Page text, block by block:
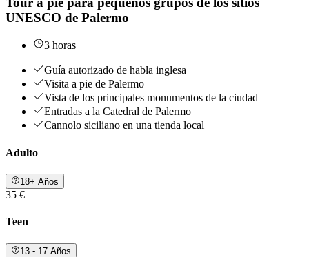
UNESCO de Palermo
3 horas
Guía autorizado de habla inglesa
Visita a pie de Palermo
Vista de los principales monumentos de la ciudad
Entradas a la Catedral de Palermo
Cannolo siciliano en una tienda local
Adulto
18+ Años
35 €
Teen
13 - 17 Años